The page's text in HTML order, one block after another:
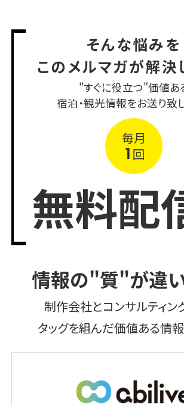
そんな悩みを
このメルマガが解決
"すぐに役立つ"価値あ
宿泊・観光情報をお送り致し
毎月
1 回
無料配
情報の"質"が違
制作会社とコンサルティン
タッグを組んだ価値ある情